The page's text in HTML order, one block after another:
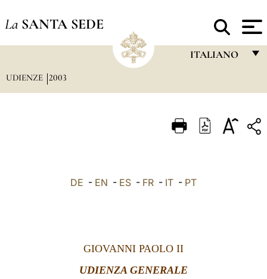
La SANTA SEDE
ITALIANO
ITALIANO
UDIENZE 2003
DE - EN - ES - FR - IT - PT
GIOVANNI PAOLO II
UDIENZA GENERALE